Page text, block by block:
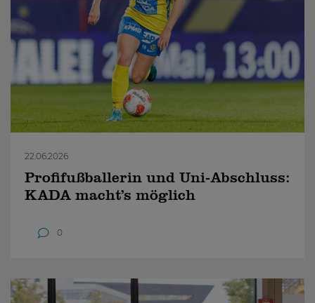
22.06.2026
Profifußballerin und Uni-Abschluss:
KADA macht’s möglich
0